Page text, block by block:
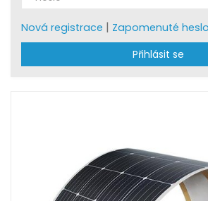
Nová registrace | Zapomenuté
Přihlásit se